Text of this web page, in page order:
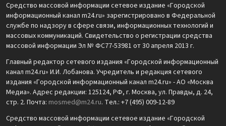
Средство массовой информации сетевое издание «Городской
информационный канал m24.ru» зарегистрировано в Федеральной
службе по надзору в сфере связи, информационных технологий и
массовых коммуникаций. Свидетельство о регистрации средства
массовой информации Эл № ФС77-53981 от 30 апреля 2013 г.
Главный редактор сетевого издания «Городской информационный
канал m24.ru» И.И. Лобанова. Учредитель и редакция сетевого
издания «Городской информационный канал m24.ru» - АО «Москва
Медиа». Адрес редакции: 125124, РФ, г. Москва, ул. Правды, д. 24,
стр. 2. Почта: mosmed@m24.ru. Тел.: +7 (495) 009-12-89
Средство массовой информации сетевое издание «Городской